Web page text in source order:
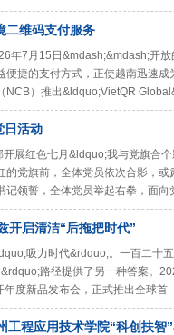
二维码支付服务
年7月15日&mdash;&mdash;开
捷的支付方式，正使越南迅速
NCB）推出&ldquo;VietQR
日活动
展红色七月&ldquo;我与党旗合
党旗前，全体党员依次合影，
领誓，全体党员举起右拳，面向
开启清洁“后拖把时代”
吸力时代&rdquo;。一百二十
路径提供了另一种答案。
度新品发布会，正式推出全球首
程应用技术学院“科创扶智